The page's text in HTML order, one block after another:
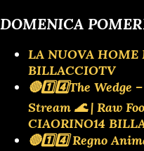
DOMENICA
LA NUOVA HOME
BILLACCIOTV
🔴1️⃣4️⃣The Wedge
Stream 🌊 | Raw
CIAORINO14
🔴1️⃣4️⃣ Regno